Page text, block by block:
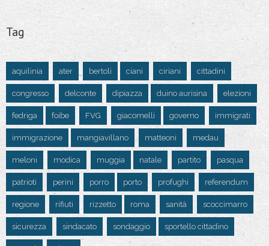
Tag
aquilinia ater bertoli ciani ciriani cittadini
congresso delconte dipiazza duino aurisina elezioni
fedriga foibe FVG giacomelli governo immigrati
immigrazione mangiavillano matteoni medau
meloni modica muggia natale partito pasqua
patrioti perini porro porto profughi referendum
regione rifiuti rizzetto roma sanità scoccimarro
sicurezza sindacato sondaggio sportello cittadino